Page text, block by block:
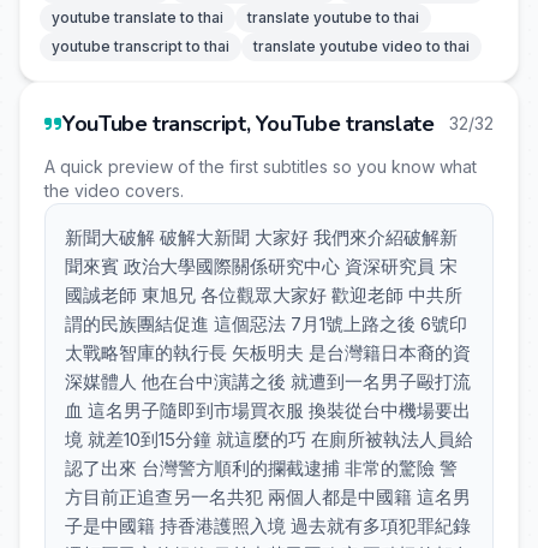
youtube translate to thai
translate youtube to thai
youtube transcript to thai
translate youtube video to thai
YouTube transcript, YouTube translate 32/32
A quick preview of the first subtitles so you know what
the video covers.
新聞大破解 破解大新聞 大家好 我們來介紹破解新
聞來賓 政治大學國際關係研究中心 資深研究員 宋
國誠老師 東旭兄 各位觀眾大家好 歡迎老師 中共所
謂的民族團結促進 這個惡法 7月1號上路之後 6號印
太戰略智庫的執行長 矢板明夫 是台灣籍日本裔的資
深媒體人 他在台中演講之後 就遭到一名男子毆打流
血 這名男子隨即到市場買衣服 換裝從台中機場要出
境 就差10到15分鐘 就這麼的巧 在廁所被執法人員給
認了出來 台灣警方順利的攔截逮捕 非常的驚險 警
方目前正追查另一名共犯 兩個人都是中國籍 這名男
子是中國籍 持香港護照入境 過去就有多項犯罪紀錄